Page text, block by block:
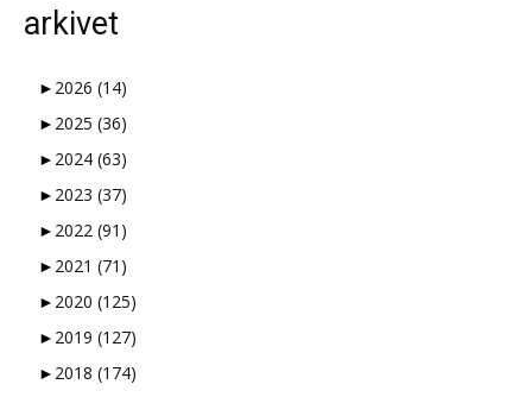
arkivet
► 2026 (14)
► 2025 (36)
► 2024 (63)
► 2023 (37)
► 2022 (91)
► 2021 (71)
► 2020 (125)
► 2019 (127)
► 2018 (174)